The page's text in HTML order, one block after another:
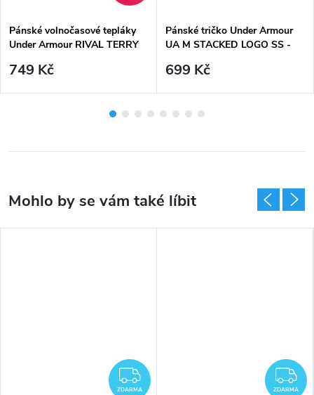
Pánské volnočasové tepláky
Under Armour RIVAL TERRY
749 Kč
Pánské tričko Under Armour
UA M STACKED LOGO SS -
699 Kč
ZDARMA
ZDARMA ZDARMA